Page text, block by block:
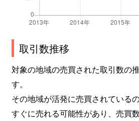
取引数推移
対象の地域の売買された取引数の
す。
その地域が活発に売買されている
すぐに売れる可能性があり、売買